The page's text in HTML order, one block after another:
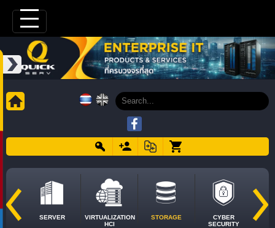
SERVER
VIRTUALIZATION
HCI
STORAGE
CYBER
SECURITY